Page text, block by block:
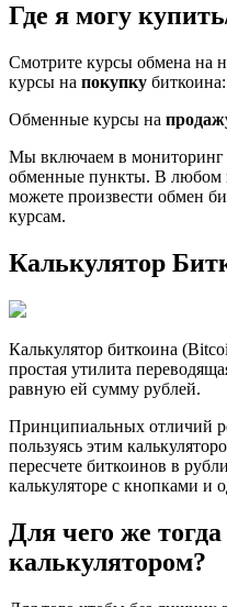
Где я могу
Смотрите курсы обмена на
курсы на покупку биткоина:
Обменные курсы на
Мы включаем в мониторинг
обменные пункты. В любом
можете произвести обмен
курсам.
Калькулятор
Калькулятор биткоина
простая утилита
равную ей сумму рублей.
Принципиальных отличий
пользуясь этим
пересчете биткоинов в
калькуляторе с кнопками и
Для чего же
калькулятором?